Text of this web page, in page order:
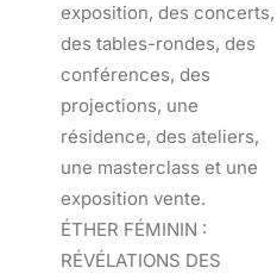
exposition, des concerts,
des tables-rondes, des
conférences, des
projections, une
résidence, des ateliers,
une masterclass et une
exposition vente.
ÉTHER FÉMININ :
RÉVÉLATIONS DES